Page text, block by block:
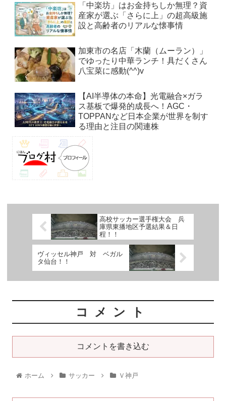
「中楽坊」はお金持ちしか無理？資
産家が選ぶ「さらに上」の超高級施
設と高齢者のリアルな懐事情
加東市の名店「木蘭（ムーラン）」
でゆったり中華ランチ！具だくさん
八宝菜に感動(^^)v
【AI半導体の本命】光電融合×ガラ
ス基板で爆発的成長へ！AGC・
TOPPANなど日本企業が世界を制す
る理由と注目の関連株
高校サッカー選手権大会 兵
庫県東播地区予選結果＆日
程！！
ヴィッセル神戸 対 ベガル
タ仙台！！
コメント
コメントを書き込む
ホーム サッカー Ｖ神戸